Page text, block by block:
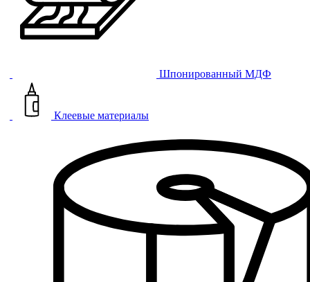
Шпонированный МДФ
Клеевые материалы